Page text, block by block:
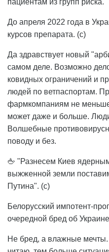
пациентам из групп риска.
До апреля 2022 года в
курсов препарата. (с)
Да здравствует новый
самом деле. Возможно
ковидных ограничений и
людей по ветпаспортам.
фармкомпаниям не
может даже и больше.
Волшебные
поводу и без.
🖕 "Разнесем Киев
выжженной земли
Путина". (с)
Белорусский импотент-
очередной бред об
Не бред, а влажные